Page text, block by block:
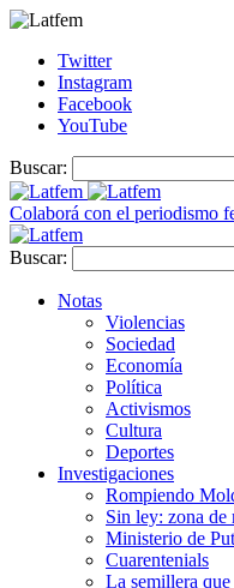
Twitter
Instagram
Facebook
YouTube
Buscar:
Colaborá con el periodismo
Buscar:
Notas
Violencias
Sociedad
Economía
Política
Activismos
Cultura
Deportes
Investigaciones
Rompiendo
Sin ley: zona de
Ministerio de
Cuarentenials
La semillera que